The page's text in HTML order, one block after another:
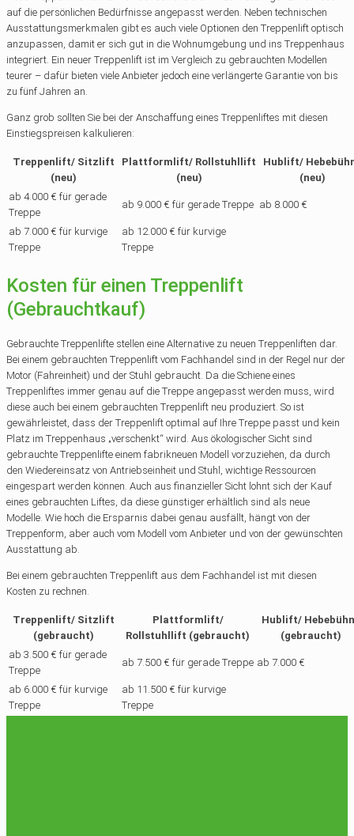
auf die persönlichen Bedürfnisse angepasst werden. Neben technischen
Ausstattungsmerkmalen gibt es auch viele Optionen den Treppenlift optisch
anzupassen, damit er sich gut in die Wohnumgebung und ins Treppenhaus
integriert. Ein neuer Treppenlift ist im Vergleich zu gebrauchten Modellen
teurer – dafür bieten viele Anbieter jedoch eine verlängerte Garantie von bis
zu fünf Jahren an.
Ganz grob sollten Sie bei der Anschaffung eines Treppenliftes mit diesen
Einstiegspreisen kalkulieren:
Treppenlift/ Sitzlift
(neu)
Plattformlift/ Rollstuhllift
(neu)
Hublift/
(neu)
ab 4.000 € für gerade
Treppe
ab 9.000 € für gerade Treppe ab 8.000 €
ab 7.000 € für kurvige
Treppe
ab 12.000 € für kurvige
Treppe
Kosten für einen Treppenlift
(Gebrauchtkauf)
Gebrauchte Treppenlifte stellen eine Alternative zu neuen Treppenliften dar.
Bei einem gebrauchten Treppenlift vom Fachhandel sind in der Regel nur der
Motor (Fahreinheit) und der Stuhl gebraucht. Da die Schiene eines
Treppenliftes immer genau auf die Treppe angepasst werden muss, wird
diese auch bei einem gebrauchten Treppenlift neu produziert. So ist
gewährleistet, dass der Treppenlift optimal auf Ihre Treppe passt und kein
Platz im Treppenhaus „verschenkt“ wird. Aus ökologischer Sicht sind
gebrauchte Treppenlifte einem fabrikneuen Modell vorzuziehen, da durch
den Wiedereinsatz von Antriebseinheit und Stuhl, wichtige Ressourcen
eingespart werden können. Auch aus finanzieller Sicht lohnt sich der Kauf
eines gebrauchten Liftes, da diese günstiger erhältlich sind als neue
Modelle. Wie hoch die Ersparnis dabei genau ausfällt, hängt von der
Treppenform, aber auch vom Modell vom Anbieter und von der gewünschten
Ausstattung ab.
Bei einem gebrauchten Treppenlift aus dem Fachhandel ist mit diesen
Kosten zu rechnen.
Treppenlift/ Sitzlift
(gebraucht)
Plattformlift/
Rollstuhllift (gebraucht)
Hublift/
(gebraucht)
ab 3.500 € für gerade
Treppe
ab 7.500 € für gerade Treppe ab 7.000 €
ab 6.000 € für kurvige
Treppe
ab 11.500 € für kurvige
Treppe